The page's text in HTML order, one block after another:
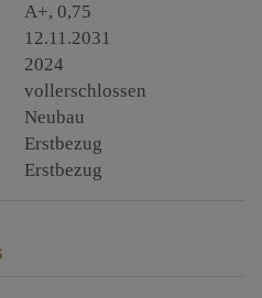
A+, 0,75
12.11.2031
2024
vollerschlossen
Neubau
Erstbezug
Erstbezug